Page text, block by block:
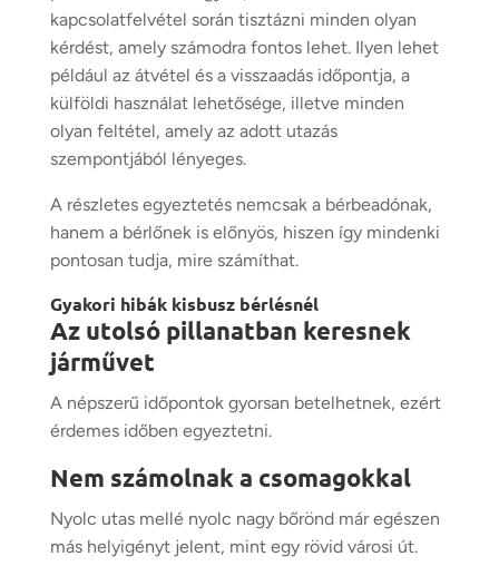
kapcsolatfelvétel során tisztázni minden olyan
kérdést, amely számodra fontos lehet. Ilyen lehet
például az átvétel és a visszaadás időpontja, a
külföldi használat lehetősége, illetve minden
olyan feltétel, amely az adott utazás
szempontjából lényeges.
A részletes egyeztetés nemcsak a bérbeadónak,
hanem a bérlőnek is előnyös, hiszen így mindenki
pontosan tudja, mire számíthat.
Gyakori hibák kisbusz bérlésnél
Az utolsó pillanatban keresnek
járművet
A népszerű időpontok gyorsan betelhetnek, ezért
érdemes időben egyeztetni.
Nem számolnak a csomagokkal
Nyolc utas mellé nyolc nagy bőrönd már egészen
más helyigényt jelent, mint egy rövid városi út.